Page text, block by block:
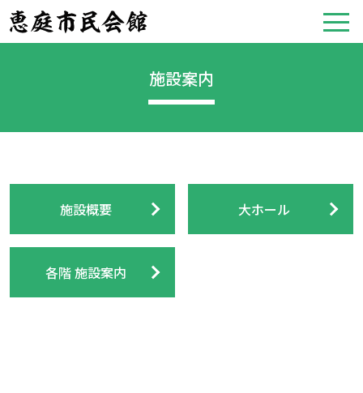
施設案内
施設概要 大ホール
各階 施設案内